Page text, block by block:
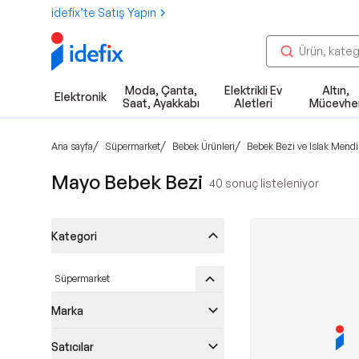
idefix’te Satış Yapın
Elektronik
Moda, Çanta,
Saat, Ayakkabı
Elektrikli Ev
Aletleri
Altın,
Ana sayfa/ Süpermarket/ Bebek Ürünleri/ Bebek Bezi ve Islak
Mayo Bebek Bezi 40 sonuç listeleniyor
Kategori
Süpermarket
Marka
Satıcılar